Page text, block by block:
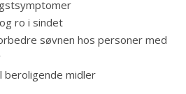
ro i sindet
søvnen hos personer med
beroligende midler